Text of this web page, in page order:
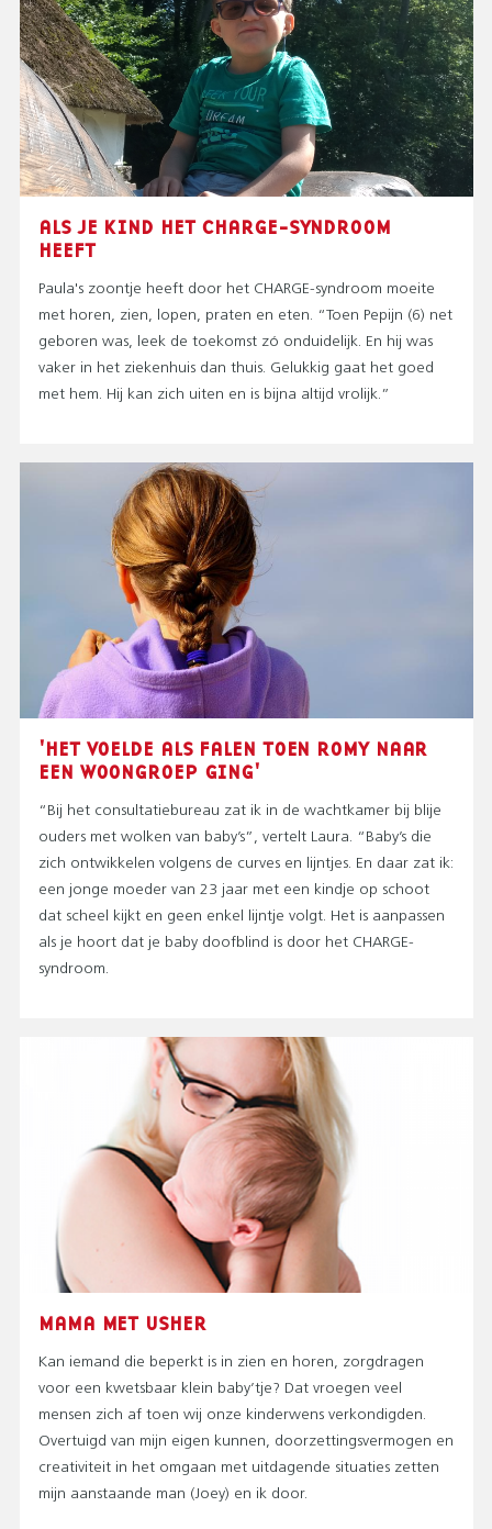
ALS JE KIND HET CHARGE-SYNDROOM
HEEFT
Paula's zoontje heeft door het CHARGE-syndroom moeite
met horen, zien, lopen, praten en eten. “Toen Pepijn (6) net
geboren was, leek de toekomst zó onduidelijk. En hij was
vaker in het ziekenhuis dan thuis. Gelukkig gaat het goed
met hem. Hij kan zich uiten en is bijna altijd vrolijk.”
'HET VOELDE ALS FALEN TOEN ROMY NAAR
EEN WOONGROEP GING'
“Bij het consultatiebureau zat ik in de wachtkamer bij blije
ouders met wolken van baby’s”, vertelt Laura. “Baby’s die
zich ontwikkelen volgens de curves en lijntjes. En daar zat ik:
een jonge moeder van 23 jaar met een kindje op schoot
dat scheel kijkt en geen enkel lijntje volgt. Het is aanpassen
als je hoort dat je baby doofblind is door het CHARGE-
syndroom.
MAMA MET USHER
Kan iemand die beperkt is in zien en horen, zorgdragen
voor een kwetsbaar klein baby’tje? Dat vroegen veel
mensen zich af toen wij onze kinderwens verkondigden.
Overtuigd van mijn eigen kunnen, doorzettingsvermogen en
creativiteit in het omgaan met uitdagende situaties zetten
mijn aanstaande man (Joey) en ik door.